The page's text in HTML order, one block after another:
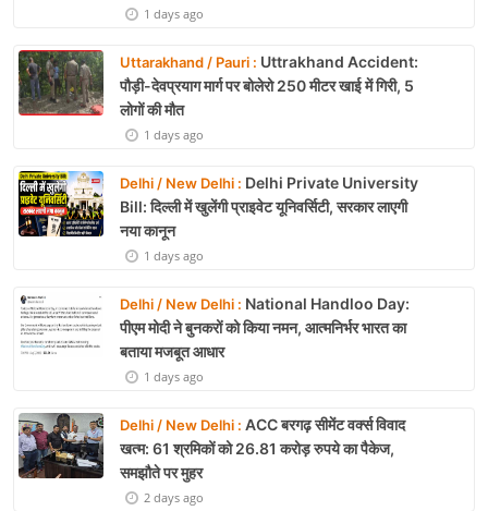
1 days ago
Uttarakhand / Pauri : Uttrakhand Accident:
पौड़ी-देवप्रयाग मार्ग पर बोलेरो 250 मीटर खाई में गिरी, 5
लोगों की मौत
1 days ago
Delhi / New Delhi : Delhi Private University
Bill: दिल्ली में खुलेंगी प्राइवेट यूनिवर्सिटी, सरकार लाएगी
नया कानून
1 days ago
Delhi / New Delhi : National Handloo Day:
पीएम मोदी ने बुनकरों को किया नमन, आत्मनिर्भर भारत का
बताया मजबूत आधार
1 days ago
Delhi / New Delhi : ACC बरगढ़ सीमेंट वर्क्स विवाद
खत्म: 61 श्रमिकों को 26.81 करोड़ रुपये का पैकेज,
समझौते पर मुहर
2 days ago